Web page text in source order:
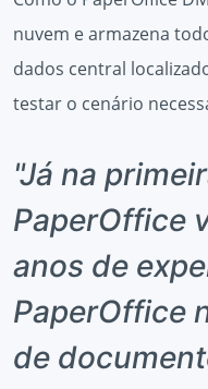
nuvem e armazena
dados central
testar o cenário
"Já na
PaperOffice
anos de
PaperOffice
de